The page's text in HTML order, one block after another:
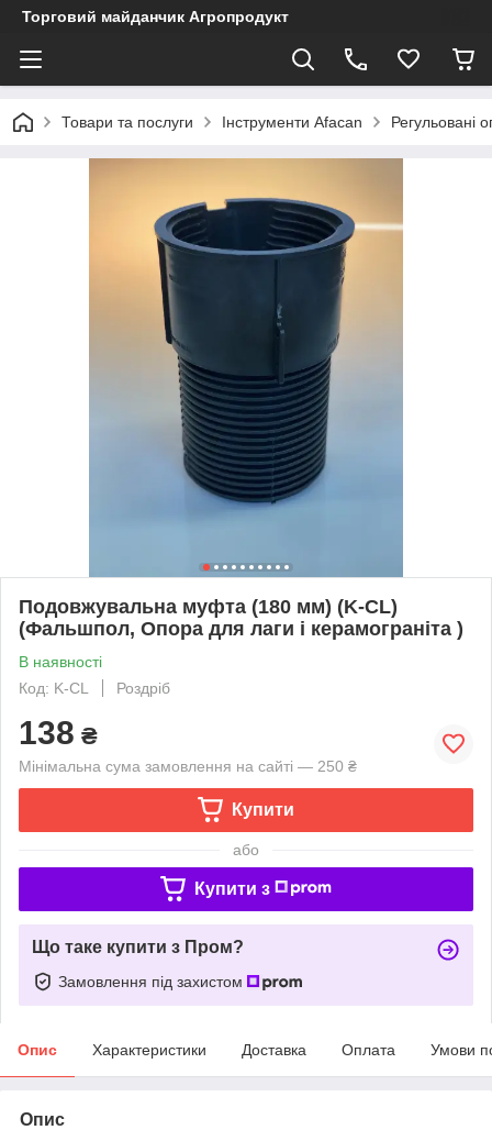
Торговий майданчик Агропродукт
Товари та послуги Інструменти Afacan Регульовані
Подовжувальна муфта (180 мм) (K-CL)
(Фальшпол, Опора для лаги і керамограніта )
В наявності
Код: K-CL
Роздріб
138 ₴
Мінімальна сума замовлення на сайті — 250 ₴
Купити
або
Купити з
Що таке купити з Пром?
Замовлення під захистом
Опис Характеристики Доставка Оплата Умови
Опис